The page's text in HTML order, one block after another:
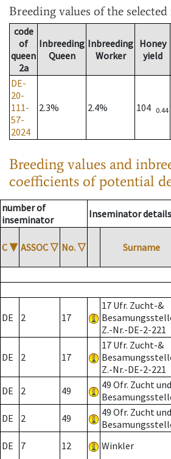
Breeding values of the
code
of
queen
2a
Inbreeding
Queen
Inbreeding
Worker
Honey
yield
DE-
20-
111-
57-
2024
2.3% 2.4% 104 0.44
Breeding values and
coefficients of potential
number of
inseminator
Inseminator details
C ▼ ASSOC ▽ No. ▽ Surname
DE 2 17
17 Ufr. Zucht-&
Z.-Nr.-DE-2-221
DE 2 17
17 Ufr. Zucht-&
Z.-Nr.-DE-2-221
DE 2 49
49 Ofr. Zucht und
DE 2 49
49 Ofr. Zucht und
DE 7 12 Winkler